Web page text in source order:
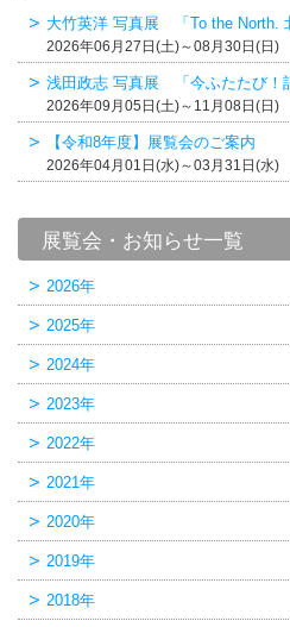
大竹英洋 写真展 「To the North.
2026年06月27日(土)～08月30日(日)
浅田政志 写真展 「今ふたたび！
2026年09月05日(土)～11月08日(日)
【令和8年度】展覧会のご案内
2026年04月01日(水)～03月31日(水)
展覧会・お知らせ一覧
2026年
2025年
2024年
2023年
2022年
2021年
2020年
2019年
2018年